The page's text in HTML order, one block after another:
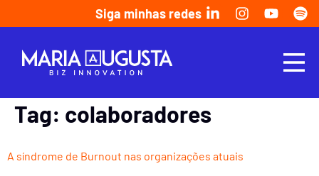
Siga minhas redes
Tag: colaboradores
A síndrome de Burnout nas organizações atuais